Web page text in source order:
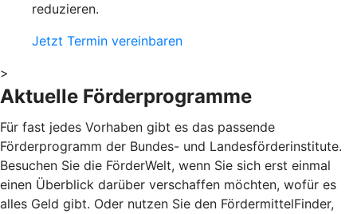
reduzieren.
Jetzt Termin vereinbaren
>
Aktuelle Förderprogramme
Für fast jedes Vorhaben gibt es das passende
Förderprogramm der Bundes- und Landesförderinstitute.
Besuchen Sie die FörderWelt, wenn Sie sich erst einmal
einen Überblick darüber verschaffen möchten, wofür es
alles Geld gibt. Oder nutzen Sie den FördermittelFinder,